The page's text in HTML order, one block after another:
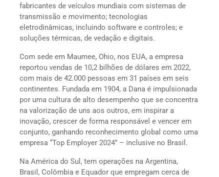
fabricantes de veículos mundiais com sistemas de
transmissão e movimento; tecnologias
eletrodinâmicas, incluindo software e controles; e
soluções térmicas, de vedação e digitais.
Com sede em Maumee, Ohio, nos EUA, a empresa
reportou vendas de 10,2 bilhões de dólares em 2022,
com mais de 42.000 pessoas em 31 países em seis
continentes. Fundada em 1904, a Dana é impulsionada
por uma cultura de alto desempenho que se concentra
na valorização de uns aos outros, em inspirar a
inovação, crescer de forma responsável e vencer em
conjunto, ganhando reconhecimento global como uma
empresa “Top Employer 2024” – inclusive no Brasil.
Na América do Sul, tem operações na Argentina,
Brasil, Colômbia e Equador que empregam cerca de